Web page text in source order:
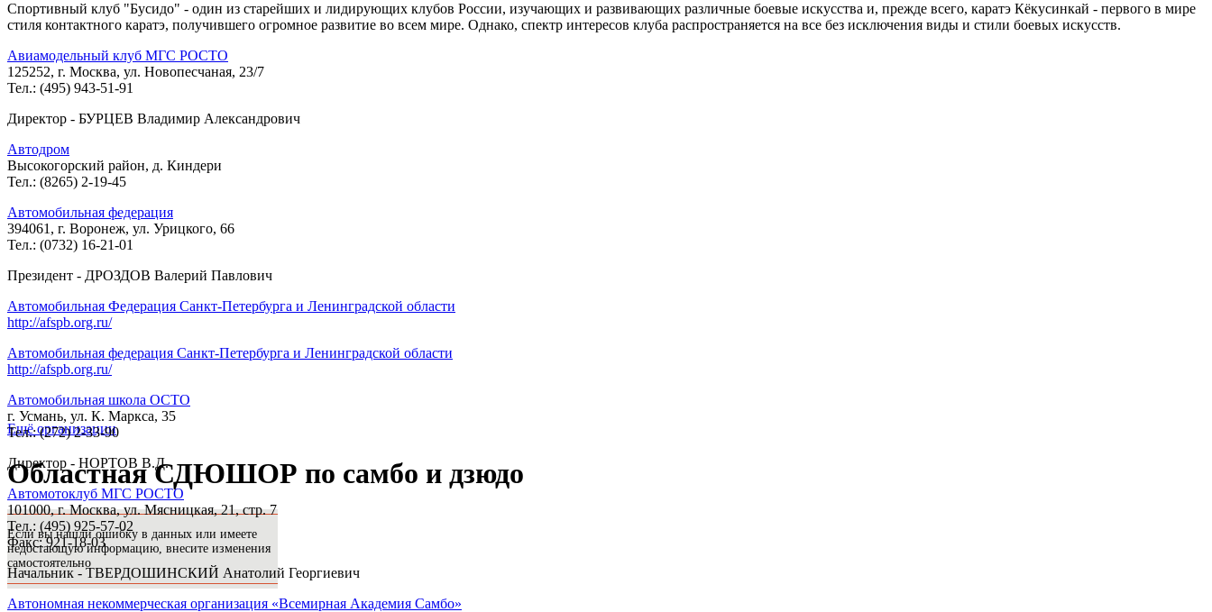
Спортивный клуб "Бусидо" - один из старейших и лидирующих клубов России, изучающих и развивающих различные боевые искусства и, прежде всего, каратэ Кёкусинкай - первого в мире
стиля контактного каратэ, получившего огромное развитие во всем мире. Однако, спектр интересов клуба распространяется на все без исключения виды и стили боевых искусств.
Авиамодельный клуб МГС РОСТО
125252, г. Москва, ул. Новопесчаная, 23/7
Тел.: (495) 943-51-91
Директор - БУРЦЕВ Владимир Александрович
Автодром
Высокогорский район, д. Киндери
Тел.: (8265) 2-19-45
Автомобильная федерация
394061, г. Воронеж, ул. Урицкого, 66
Тел.: (0732) 16-21-01
Президент - ДРОЗДОВ Валерий Павлович
Автомобильная Федерация Санкт-Петербурга и Ленинградской области
http://afspb.org.ru/
Автомобильная федерация Санкт-Петербурга и Ленинградской области
http://afspb.org.ru/
Автомобильная школа ОСТО
г. Усмань, ул. К. Маркса, 35
Тел.: (272) 2-33-90
Директор - НОРТОВ В.Д.
Автомотоклуб МГС РОСТО
101000, г. Москва, ул. Мясницкая, 21, стр. 7
Тел.: (495) 925-57-02
Факс: 921-18-03
Начальник - ТВЕРДОШИНСКИЙ Анатолий Георгиевич
Автономная некоммерческая организация «Всемирная Академия Самбо»
Ещё организации
Областная СДЮШОР по самбо и дзюдо
Если вы нашли ошибку в данных или имеете
недостающую информацию, внесите изменения
самостоятельно